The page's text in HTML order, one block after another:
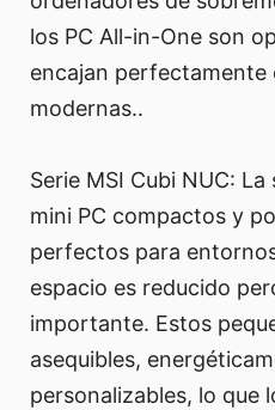
los PC All-in-One son
encajan perfectamente
modernas..
Serie MSI Cubi NUC:
mini PC compactos y
perfectos para
espacio es reducido
importante. Estos
asequibles,
personalizables, lo que